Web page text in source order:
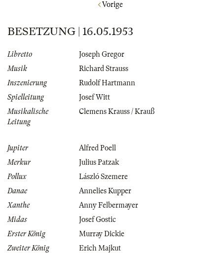
Vorige
BESETZUNG | 16.05.1953
Libretto
Joseph Gregor
Musik
Richard Strauss
Inszenierung
Rudolf Hartmann
Spielleitung
Josef Witt
Musikalische
Leitung
Clemens Krauss / Krauß
Jupiter
Alfred Poell
Merkur
Julius Patzak
Pollux
László Szemere
Danae
Annelies Kupper
Xanthe
Anny Felbermayer
Midas
Josef Gostic
Erster König
Murray Dickie
Zweiter König
Erich Majkut